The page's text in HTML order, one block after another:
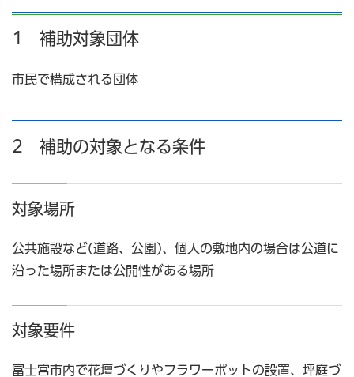
1 補助対象団体
市民で構成される団体
2 補助の対象となる条件
対象場所
公共施設など(道路、公園)、個人の敷地内の場合は公道に
沿った場所または公開性がある場所
対象要件
富士宮市内で花壇づくりやフラワーポットの設置、坪庭づ